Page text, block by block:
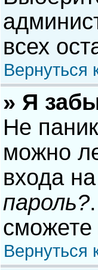
всех
Вернуться
» Я
Не
можно
входа
пароль?
Вернуться